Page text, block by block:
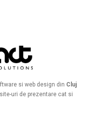
si web design din Cluj
site-uri de prezentare cat si